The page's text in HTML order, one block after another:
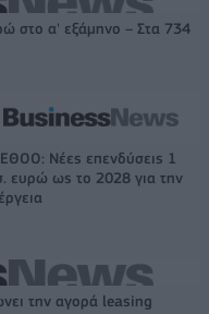
στο α' εξάμηνο – Στα 734
Νέες επενδύσεις 1
ευρώ ως το 2028 για την
την αγορά leasing